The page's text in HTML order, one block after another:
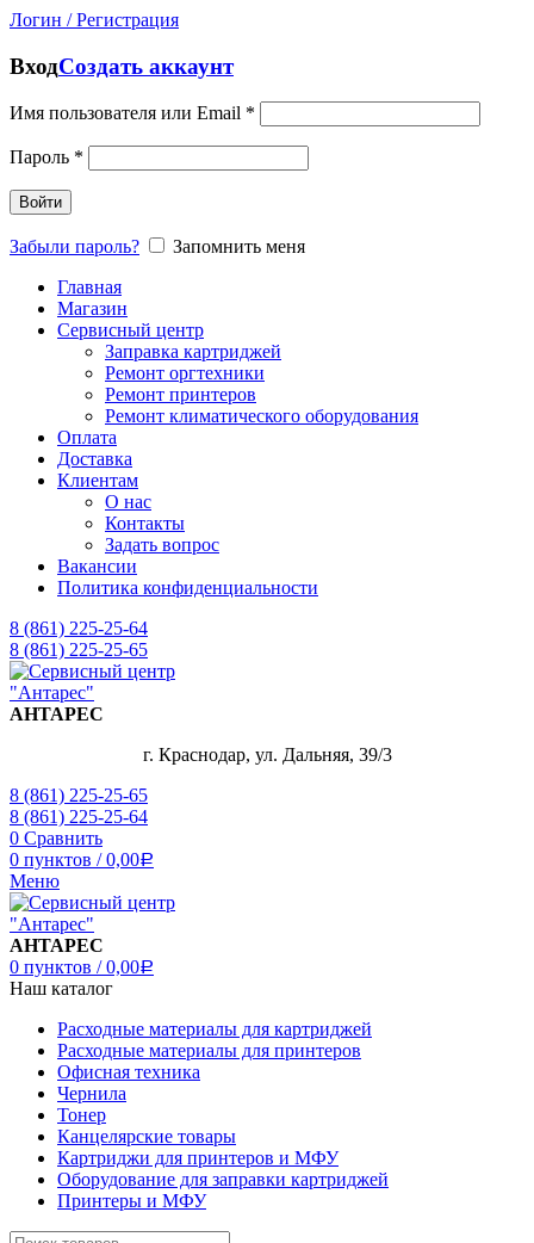
Логин / Регистрация
ВходСоздать аккаунт
Имя пользователя или Email *
Пароль *
Войти
Забыли пароль?
Запомнить меня
Главная
Магазин
Сервисный центр
Заправка картриджей
Ремонт оргтехники
Ремонт принтеров
Ремонт климатического оборудования
Оплата
Доставка
Клиентам
О нас
Контакты
Задать вопрос
Вакансии
Политика конфиденциальности
8 (861) 225-25-64
8 (861) 225-25-65
АНТАРЕС
г. Краснодар, ул. Дальняя, 39/3
8 (861) 225-25-65
8 (861) 225-25-64
0 Сравнить
0 пунктов / 0,00Р
Меню
АНТАРЕС
0 пунктов / 0,00Р
Наш каталог
Расходные материалы для картриджей
Расходные материалы для принтеров
Офисная техника
Чернила
Тонер
Канцелярские товары
Картриджи для принтеров и МФУ
Оборудование для заправки картриджей
Принтеры и МФУ